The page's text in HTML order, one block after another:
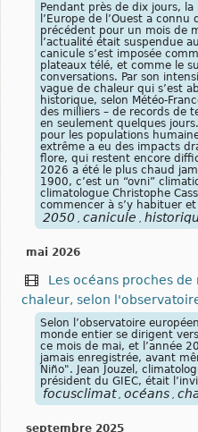
Pendant près de dix jours,
l’Europe de l’Ouest a
précédent pour un mois de
l’actualité était suspendue
canicule s’est imposée
plateaux télé, et comme le
conversations. Par son
vague de chaleur qui s’est
historique, selon Météo-
des milliers – de records de
en seulement quelques
pour les populations
extrême a eu des impacts
flore, qui restent encore
2026 a été le plus chaud
1900, c’est un “ovni”
climatologue Christophe
commencer à s’y habituer et
2050 canicule
mai 2026
Les océans proches
chaleur, selon
Selon l’observatoire
monde entier se dirigent
ce mois de mai, et l’année
jamais enregistrée, avant
Niño". Jean Jouzel,
président du GIEC, était
focusclimat océans
septembre 2025